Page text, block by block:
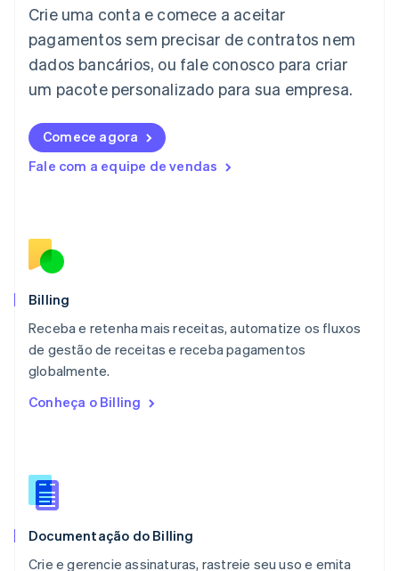
Crie uma conta e comece a aceitar
pagamentos sem precisar de contratos nem
dados bancários, ou fale conosco para criar
um pacote personalizado para sua empresa.
Comece agora
Fale com a equipe de vendas
Billing
Receba e retenha mais receitas, automatize os fluxos
de gestão de receitas e receba pagamentos
globalmente.
Conheça o Billing
Documentação do Billing
Crie e gerencie assinaturas, rastreie seu uso e emita
Italiano English
日本語English
Letônia
Liechtenstein
Lituânia
English
Luxemburgo
English
México
Español
English
Nova Zelândia
English
Nederlands English
Português
RAE de Hong Kong, China
Reino Unido